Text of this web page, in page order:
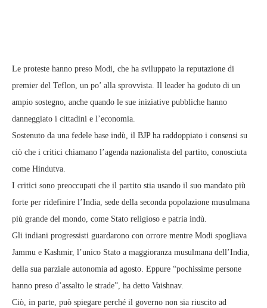
Le proteste hanno preso Modi, che ha sviluppato la reputazione di
premier del Teflon, un po’ alla sprovvista. Il leader ha goduto di un
ampio sostegno, anche quando le sue iniziative pubbliche hanno
danneggiato i cittadini e l’economia.
Sostenuto da una fedele base indù, il BJP ha raddoppiato i consensi su
ciò che i critici chiamano l’agenda nazionalista del partito, conosciuta
come Hindutva.
I critici sono preoccupati che il partito stia usando il suo mandato più
forte per ridefinire l’India, sede della seconda popolazione musulmana
più grande del mondo, come Stato religioso e patria indù.
Gli indiani progressisti guardarono con orrore mentre Modi spogliava
Jammu e Kashmir, l’unico Stato a maggioranza musulmana dell’India,
della sua parziale autonomia ad agosto. Eppure “pochissime persone
hanno preso d’assalto le strade”, ha detto Vaishnav.
Ciò, in parte, può spiegare perché il governo non sia riuscito ad